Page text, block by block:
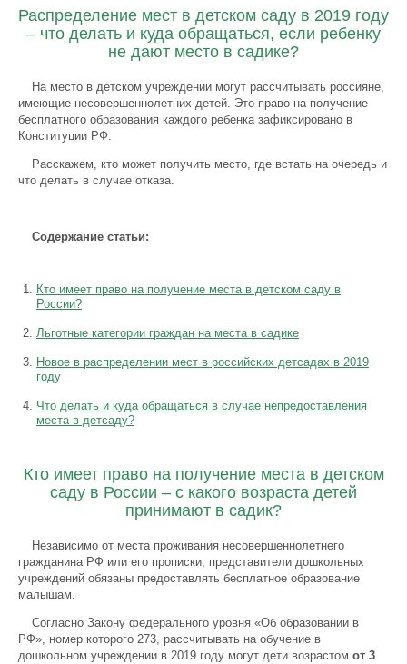
Распределение мест в детском саду в 2019 году
– что делать и куда обращаться, если ребенку
не дают место в садике?
На место в детском учреждении могут рассчитывать россияне,
имеющие несовершеннолетних детей. Это право на получение
бесплатного образования каждого ребенка зафиксировано в
Конституции РФ.
Расскажем, кто может получить место, где встать на очередь и
что делать в случае отказа.
Содержание статьи:
Кто имеет право на получение места в детском саду в
России?
Льготные категории граждан на места в садике
Новое в распределении мест в российских детсадах в 2019
году
Что делать и куда обращаться в случае непредоставления
места в детсаду?
Кто имеет право на получение места в детском
саду в России – с какого возраста детей
принимают в садик?
Независимо от места проживания несовершеннолетнего
гражданина РФ или его прописки, представители дошкольных
учреждений обязаны предоставлять бесплатное образование
малышам.
Согласно Закону федерального уровня «Об образовании в
РФ», номер которого 273, рассчитывать на обучение в
дошкольном учреждении в 2019 году могут дети возрастом от 3